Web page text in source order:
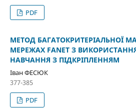
PDF
МЕТОД БАГАТОКРИТЕРІАЛЬНОЇ
МЕРЕЖАХ FANET З
НАВЧАННЯ З ПІДКРІПЛЕННЯМ
Іван ФЕСЮК
377-385
PDF